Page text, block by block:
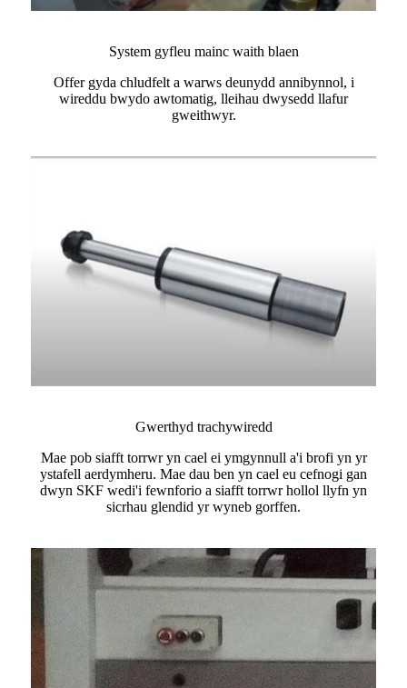
System gyfleu mainc waith blaen
Offer gyda chludfelt a warws deunydd annibynnol, i
wireddu bwydo awtomatig, lleihau dwysedd llafur
gweithwyr.
Gwerthyd trachywiredd
Mae pob siafft torrwr yn cael ei ymgynnull a'i brofi yn yr
ystafell aerdymheru. Mae dau ben yn cael eu cefnogi gan
dwyn SKF wedi'i fewnforio a siafft torrwr hollol llyfn yn
sicrhau glendid yr wyneb gorffen.